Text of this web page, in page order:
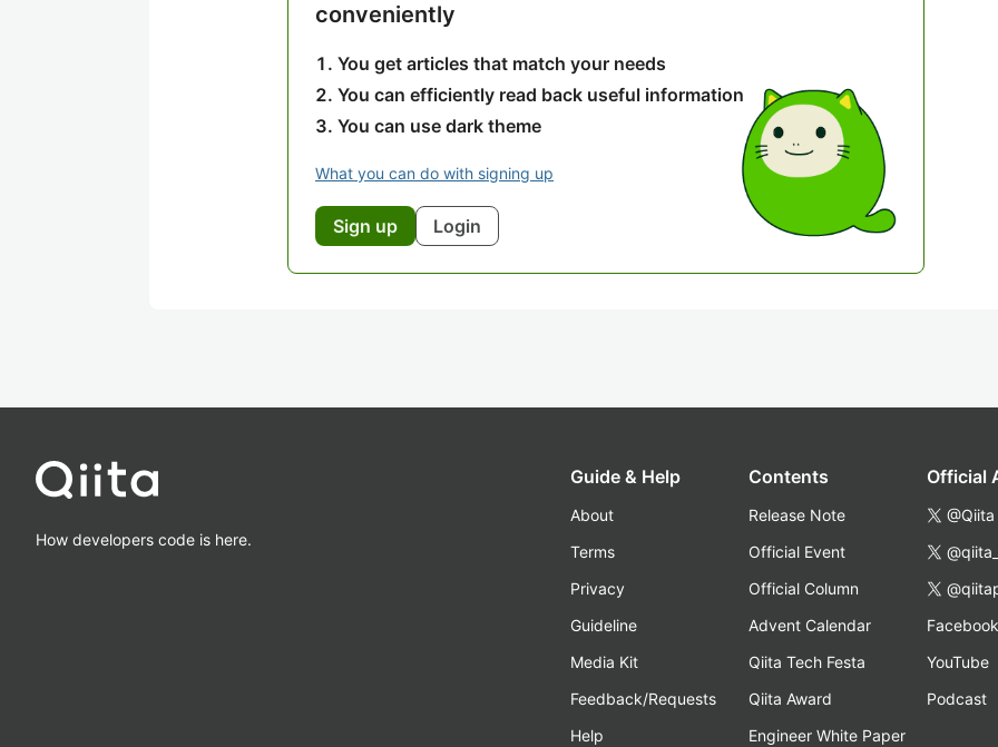
conveniently
You get articles that match your needs
You can efficiently read back useful information
You can use dark theme
What you can do with signing up
Sign up Login
How developers code is here.
Guide & Help
About
Terms
Privacy
Guideline
Media Kit
Feedback/Requests
Help
Contents
Release Note
Official Event
Official Column
Advent Calendar
Qiita Tech Festa
Qiita Award
Engineer White Paper
Official
@Qiita
Facebook
YouTube
Podcast